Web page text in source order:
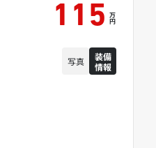
115 万
円
写真
装備
情報